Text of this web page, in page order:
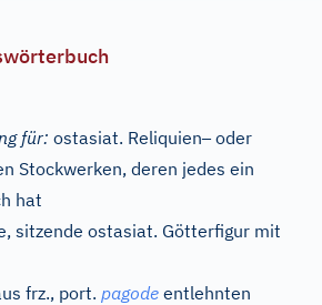
für: ostasiat. Reliquien–oder
Stockwerken, deren jedes ein
hat
sitzende ostasiat. Götterfigur mit
frz., port. pagode entlehnten